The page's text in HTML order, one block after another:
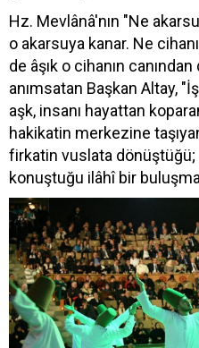
Hz. Mevlânâ'nın "Ne
o akarsuya kanar. Ne
de âşık o cihanın
anımsatan Başkan Altay,
aşk, insanı hayattan
hakikatin merkezine
firkatin vuslata
konuştuğu ilâhî bir